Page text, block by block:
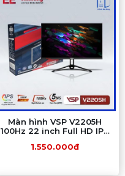
Màn hình VSP V2205H
100Hz 22 inch Full HD IPS
1.550.000đ